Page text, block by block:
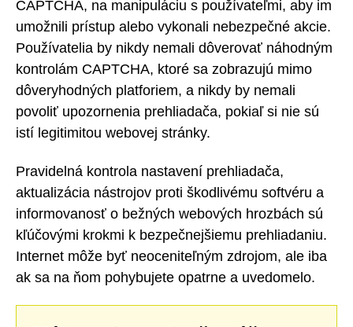
CAPTCHA, na manipuláciu s používateľmi, aby im
umožnili prístup alebo vykonali nebezpečné akcie.
Používatelia by nikdy nemali dôverovať náhodným
kontrolám CAPTCHA, ktoré sa zobrazujú mimo
dôveryhodných platforiem, a nikdy by nemali
povoliť upozornenia prehliadača, pokiaľ si nie sú
istí legitimitou webovej stránky.
Pravidelná kontrola nastavení prehliadača,
aktualizácia nástrojov proti škodlivému softvéru a
informovanosť o bežných webových hrozbách sú
kľúčovými krokmi k bezpečnejšiemu prehliadaniu.
Internet môže byť neoceniteľným zdrojom, ale iba
ak sa na ňom pohybujete opatrne a uvedomelo.